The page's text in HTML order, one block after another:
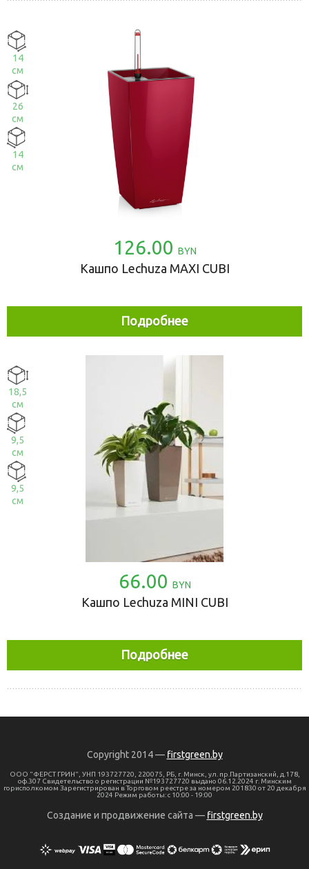
14
см
26
см
14
см
126.00 BYN
Кашпо Lechuza MAXI CUBI
Подробнее
18,5
см
9,5
см
9,5
см
66.00 BYN
Кашпо Lechuza MINI CUBI
Подробнее
Copyright 2014 — firstgreen.by
ООО "ФЕРСТ ГРИН", УНП 193727720, 220075, РБ, г. Минск, ул. пр.Партизанский, д.178,
оф.307 Свидетельство о регистрации №193727720 выдано 06.12.2024 г. Минским
горисполкомом Зарегистрирован в Торговом реестре за номером 201830 от 20 декабря
2024 Режим работы: с 10:00 - 19:00
Создание и продвижение сайта — firstgreen.by